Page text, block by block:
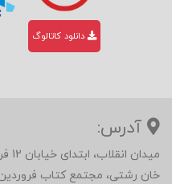
دانلود کاتالوگ
آدرس:
خان رشتی، مجتمع کتاب